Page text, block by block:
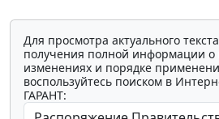
Для просмотра актуального
получения полной информации о
изменениях и порядке
воспользуйтесь поиском в
ГАРАНТ: